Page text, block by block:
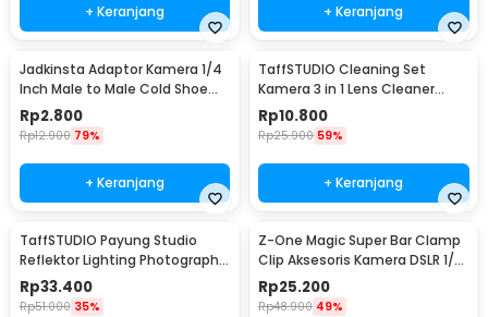
+ Keranjang + Keranjang
Jadkinsta Adaptor Kamera 1/4
Inch Male to Male Cold Shoe
Tripod Mount - RV81
Rp2.800
Rp12.900 79%
+ Keranjang
TaffSTUDIO Cleaning Set
Kamera 3 in 1 Lens Cleaner
Blower - LP-1
Rp10.800
Rp25.900 59%
+ Keranjang
TaffSTUDIO Payung Studio
Reflektor Lighting Photography
Flash 80cm - UB-004
Rp33.400
Rp51.000 35%
Z-One Magic Super Bar Clamp
Clip Aksesoris Kamera DSLR 1/4
3/8 Inch - JT10002
Rp25.200
Rp48.900 49%